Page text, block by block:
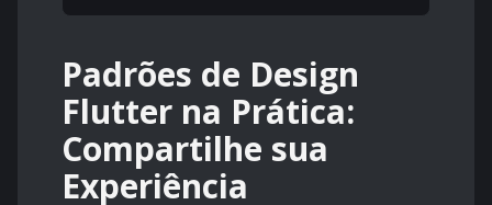
Padrões de Design
Flutter na Prática:
Compartilhe sua
Experiência